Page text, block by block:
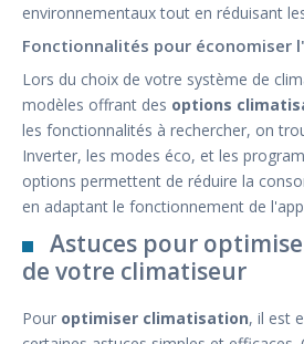
environnementaux tout en réduisant
Fonctionnalités pour économiser
Lors du choix de votre système de
modèles offrant des options
les fonctionnalités à rechercher, on
Inverter, les modes éco, et les
options permettent de réduire la
en adaptant le fonctionnement de
Astuces pour
de votre climatiseur
Pour optimiser climatisation, il est